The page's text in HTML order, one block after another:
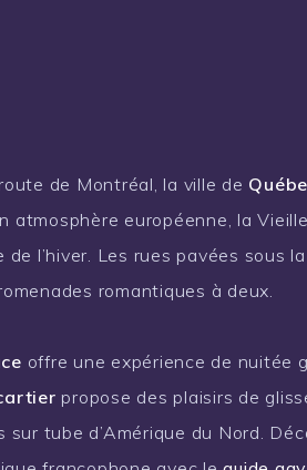
de Montréal, la ville de
atmosphère européenne, la
l’hiver. Les rues pavées sous
romantiques à deux.
offre une expérience de nuitée
propose des plaisirs de
tube d’Amérique du Nord.